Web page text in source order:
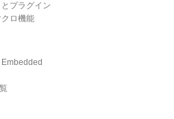
プラグイン
ロ機能